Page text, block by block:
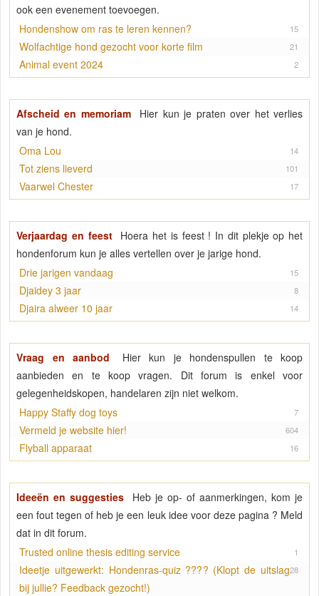
ook een evenement toevoegen.
15
Hondenshow om ras te leren kennen?
21
Wolfachtige hond gezocht voor korte film
2
Animal event 2024
Afscheid en memoriam
Hier kun je praten over het verlies
van je hond.
14
Oma Lou
101
Tot ziens lieverd
17
Vaarwel Chester
Verjaardag en feest
Hoera het is feest ! In dit plekje op het
hondenforum kun je alles vertellen over je jarige hond.
15
Drie jarigen vandaag
8
Djaidey 3 jaar
14
Djaira alweer 10 jaar
Vraag en aanbod
Hier kun je hondenspullen te koop
aanbieden en te koop vragen. Dit forum is enkel voor
gelegenheidskopen, handelaren zijn niet welkom.
7
Happy Staffy dog toys
604
Vermeld je website hier!
16
Flyball apparaat
Ideeën en suggesties
Heb je op- of aanmerkingen, kom je
een fout tegen of heb je een leuk idee voor deze pagina ? Meld
dat in dit forum.
1
Trusted online thesis editing service
28
Ideetje uitgewerkt: Hondenras-quiz ???? (Klopt de uitslag
bij jullie? Feedback gezocht!)